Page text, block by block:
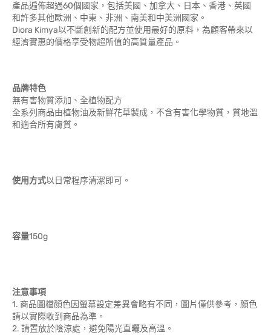
產品遍佈超過60個國家，包括美國、加拿大、日本、香港、英國
和許多其他歐洲、中東、非洲、南美和中美洲國家。
Diora Kimya以不斷創新的配方並使用最好的原料，為顧客帶來以
經濟實惠的價格享受物超所值的高質量產品。
品牌特色
無有害物質添加、全植物配方
全系列商品由植物油及新鮮花草製成，不含有害化學物質，質地溫
和適合所有膚質。
使用方式以日常程序清潔即可。
容量150g
注意事項
1. 商品圖檔顏色因螢幕設定差異會略有不同，圖片僅供參考，顏色
請以實際收到商品為準。
2. 請置放於陰涼處，避免陽光直曬及高溫。